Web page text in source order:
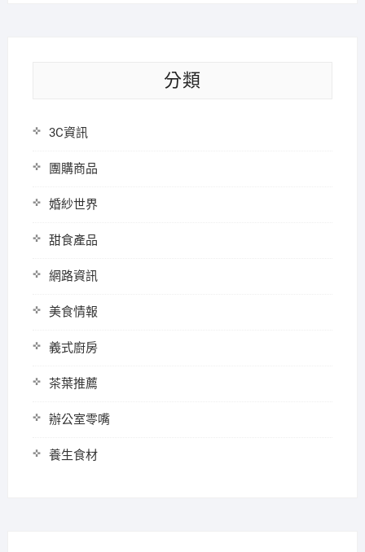
分類
3C資訊
團購商品
婚紗世界
甜食產品
網路資訊
美食情報
義式廚房
茶葉推薦
辦公室零嘴
養生食材